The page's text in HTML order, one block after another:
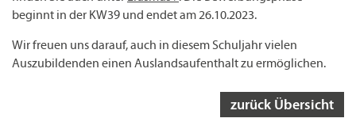
beginnt in der KW39 und endet am 26.10.2023.
Wir freuen uns darauf, auch in diesem Schuljahr vielen
Auszubildenden einen Auslandsaufenthalt zu ermöglichen.
zurück Übersicht